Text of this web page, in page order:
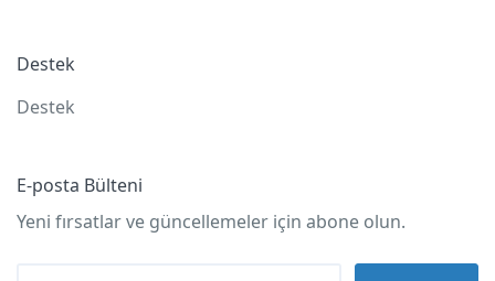
Destek
Destek
E-posta Bülteni
Yeni fırsatlar ve güncellemeler için abone olun.